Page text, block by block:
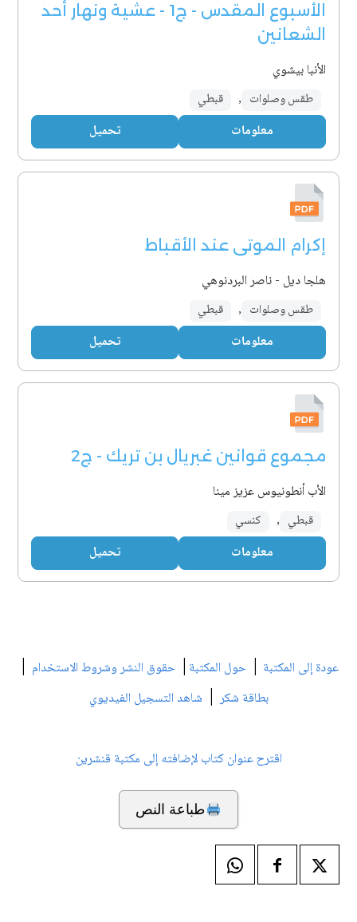
الأسبوع المقدس - ج1 - عشية ونهار أحد
الشعانين
الأنبا بيشوي
طقس وصلوات , قبطي
معلومات تحميل
إكرام الموتى عند الأقباط
هلجا ديل - ناصر البردنوهي
طقس وصلوات , قبطي
معلومات تحميل
مجموع قوانين غبريال بن تريك - ج2
الأب أنطونيوس عزيز مينا
قبطي , كنسي
معلومات تحميل
عودة إلى المكتبة | حول المكتبة | حقوق النشر وشروط الاستخدام |
بطاقة شكر| شاهد التسجيل الفيديوي
اقترح عنوان كتاب لإضافته إلى مكتبة قنشرين
طباعة النص